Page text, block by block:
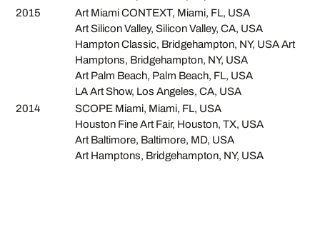
2015
Art Miami CONTEXT, Miami, FL, USA
Art Silicon Valley, Silicon Valley, CA, USA
Hampton Classic, Bridgehampton, NY, USA Art
Hamptons, Bridgehampton, NY, USA
Art Palm Beach, Palm Beach, FL, USA
LA Art Show, Los Angeles, CA, USA
2014
SCOPE Miami, Miami, FL, USA
Houston Fine Art Fair, Houston, TX, USA
Art Baltimore, Baltimore, MD, USA
Art Hamptons, Bridgehampton, NY, USA